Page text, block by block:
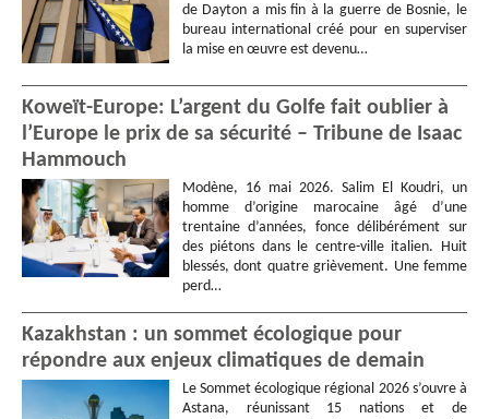
de Dayton a mis fin à la guerre de Bosnie, le
bureau international créé pour en superviser
la mise en œuvre est devenu…
Koweït-Europe: L’argent du Golfe fait oublier à
l’Europe le prix de sa sécurité – Tribune de Isaac
Hammouch
Modène, 16 mai 2026. Salim El Koudri, un
homme d’origine marocaine âgé d’une
trentaine d’années, fonce délibérément sur
des piétons dans le centre-ville italien. Huit
blessés, dont quatre grièvement. Une femme
perd…
Kazakhstan : un sommet écologique pour
répondre aux enjeux climatiques de demain
Le Sommet écologique régional 2026 s’ouvre à
Astana, réunissant 15 nations et de